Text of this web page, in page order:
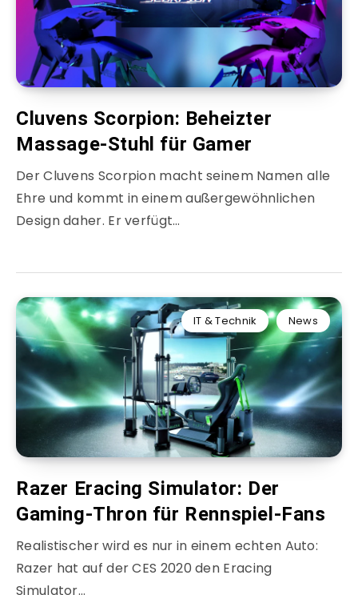
Cluvens Scorpion: Beheizter
Massage-Stuhl für Gamer
Der Cluvens Scorpion macht seinem Namen alle
Ehre und kommt in einem außergewöhnlichen
Design daher. Er verfügt…
IT & Technik News
Razer Eracing Simulator: Der
Gaming-Thron für Rennspiel-Fans
Realistischer wird es nur in einem echten Auto:
Razer hat auf der CES 2020 den Eracing
Simulator…